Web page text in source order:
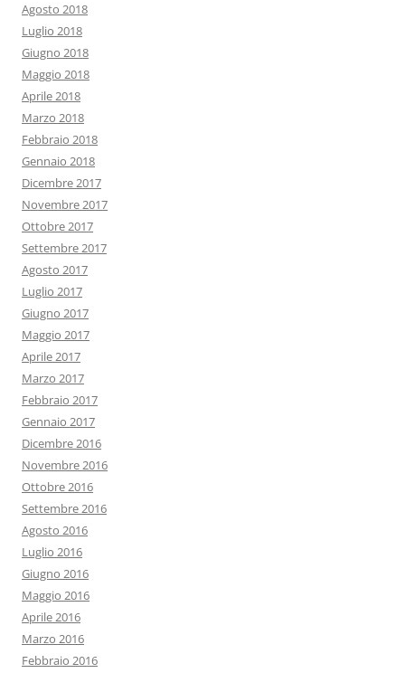
Agosto 2018
Luglio 2018
Giugno 2018
Maggio 2018
Aprile 2018
Marzo 2018
Febbraio 2018
Gennaio 2018
Dicembre 2017
Novembre 2017
Ottobre 2017
Settembre 2017
Agosto 2017
Luglio 2017
Giugno 2017
Maggio 2017
Aprile 2017
Marzo 2017
Febbraio 2017
Gennaio 2017
Dicembre 2016
Novembre 2016
Ottobre 2016
Settembre 2016
Agosto 2016
Luglio 2016
Giugno 2016
Maggio 2016
Aprile 2016
Marzo 2016
Febbraio 2016